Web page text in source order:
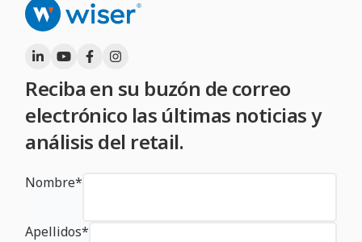
Reciba en su buzón de correo
electrónico las últimas noticias y
análisis del retail.
Nombre*
Apellidos*